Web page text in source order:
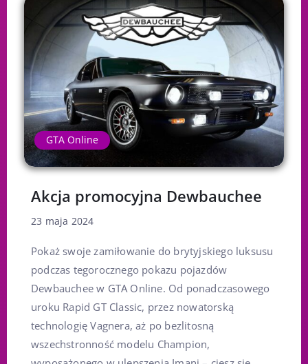
GTA Online
Akcja promocyjna Dewbauchee
23 maja 2024
Pokaż swoje zamiłowanie do brytyjskiego luksusu
podczas tegorocznego pokazu pojazdów
Dewbauchee w GTA Online. Od ponadczasowego
uroku Rapid GT Classic, przez nowatorską
technologię Vagnera, aż po bezlitosną
wszechstronność modelu Champion,